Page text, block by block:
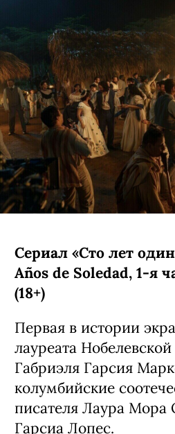
Сериал «Сто лет
Años de Soledad, 1-я
(18+)
Первая в истории
лауреата
Габриэля Гарсия
колумбийские
писателя Лаура Мора
Гарсиа Лопес.